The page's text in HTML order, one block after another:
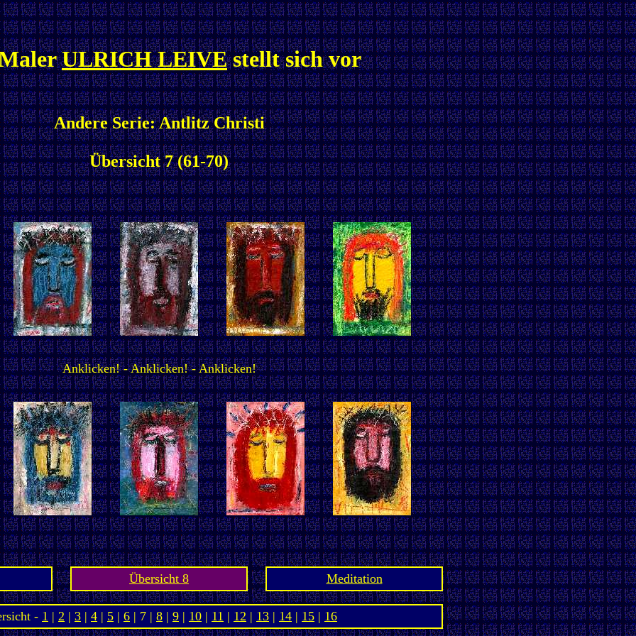
ULRICH LEIVEstellt sich vor
Andere Serie: Antlitz Christi
Übersicht 7 (61-70)
Anklicken! - Anklicken! - Anklicken!
Übersicht 8 Meditation
- 1 | 2 | 3 | 4 | 5 | 6 | 7 | 8 | 9 | 10 | 11 | 12 | 13 | 14 | 15 | 16